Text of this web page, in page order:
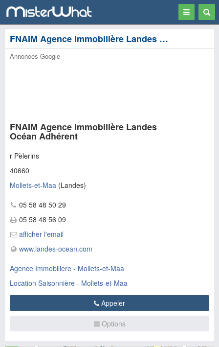
Toggle
FNAIM Agence Immobilière Landes Océan Adhérent - Moliets-et-Maa
Annonces Google
FNAIM Agence Immobilière Landes
Océan Adhérent
r Pèlerins
40660
Moliets-et-Maa (Landes)
05 58 48 50 29
05 58 48 56 09
afficher l'email
www.landes-ocean.com
Agence Immobiliere - Moliets-et-Maa
Location Saisonnière - Moliets-et-Maa
Appeler
Options